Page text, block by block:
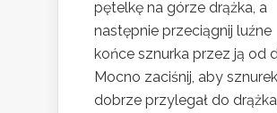
pętelkę na górze drążka, a
następnie przeciągnij luźne
końce sznurka przez ją od
Mocno zaciśnij, aby sznurek
dobrze przylegał do